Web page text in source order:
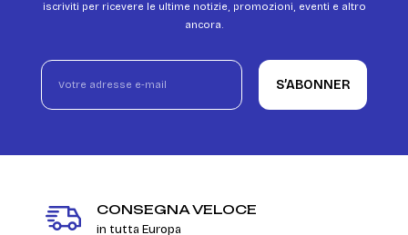
iscriviti per ricevere le ultime notizie, promozioni, eventi e altro
ancora.
S’ABONNER
CONSEGNA VELOCE
in tutta Europa